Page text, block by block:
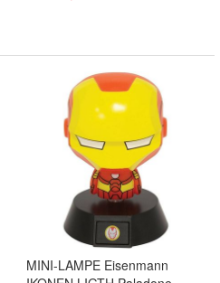
MINI-LAMPE Eisenmann